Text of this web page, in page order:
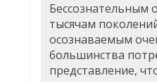
Бессознательным
тысячам
осознаваемым
большинства
представление,